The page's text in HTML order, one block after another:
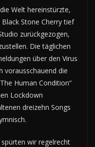
Welt hereinstürzte,
Stone Cherry tief
zurückgezogen,
Die täglichen
über den Virus
vorausschauend die
Human Condition“
Lockdown
dreizehn Songs
wir regelrecht